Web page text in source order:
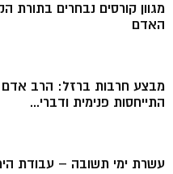
מגוון קורסים נבחרים בתורת
האדם
מבצע חרבות ברזל: הרב אדם
התייחסות פנימית ודברי...
עשרת ימי תשובה – עבודת